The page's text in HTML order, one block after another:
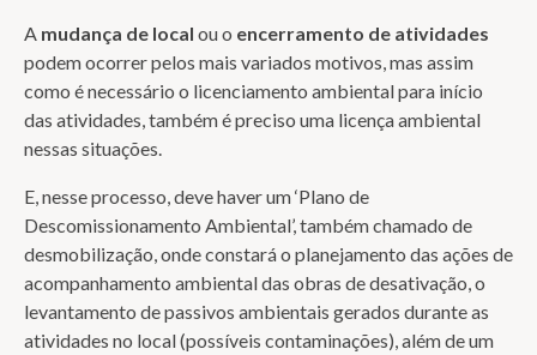
A mudança de local ou o encerramento de atividades
podem ocorrer pelos mais variados motivos, mas assim
como é necessário o licenciamento ambiental para início
das atividades, também é preciso uma licença ambiental
nessas situações.
E, nesse processo, deve haver um ‘Plano de
Descomissionamento Ambiental’, também chamado de
desmobilização, onde constará o planejamento das ações de
acompanhamento ambiental das obras de desativação, o
levantamento de passivos ambientais gerados durante as
atividades no local (possíveis contaminações), além de um